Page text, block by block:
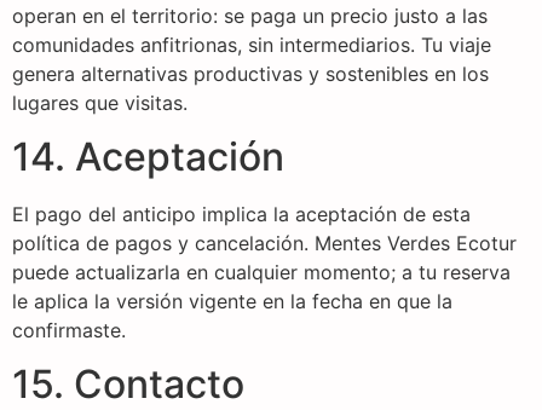
operan en el territorio: se paga un precio justo a las
comunidades anfitrionas, sin intermediarios. Tu viaje
genera alternativas productivas y sostenibles en los
lugares que visitas.
14. Aceptación
El pago del anticipo implica la aceptación de esta
política de pagos y cancelación. Mentes Verdes Ecotur
puede actualizarla en cualquier momento; a tu reserva
le aplica la versión vigente en la fecha en que la
confirmaste.
15. Contacto